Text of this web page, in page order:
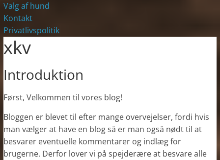
Valg af hund
Kontakt
Privatlivspolitik
xkv
Introduktion
Først, Velkommen til vores blog!
Bloggen er blevet til efter mange overvejelser, fordi hvis
man vælger at have en blog så er man også nødt til at
besvarer eventuelle kommentarer og indlæg for
brugerne. Derfor lover vi på spejderære at besvare alle